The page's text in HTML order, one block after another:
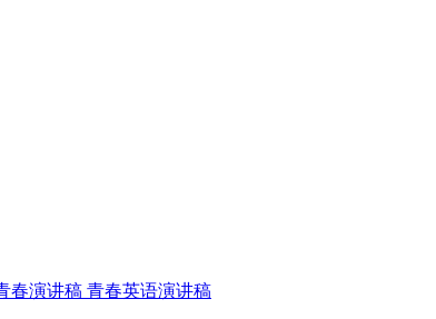
春演讲稿 青春英语演讲稿